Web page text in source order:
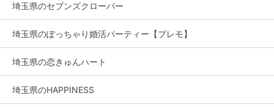
埼玉県のセブンズクローバー
埼玉県のぽっちゃり婚活パーティー【プレモ】
埼玉県の恋きゅんハート
埼玉県のHAPPINESS